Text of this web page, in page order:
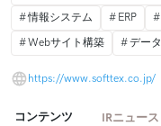
情報システム
ERP
Webサイト構築
デー
https://www.softtex.co.jp/
コンテンツ IRニュース